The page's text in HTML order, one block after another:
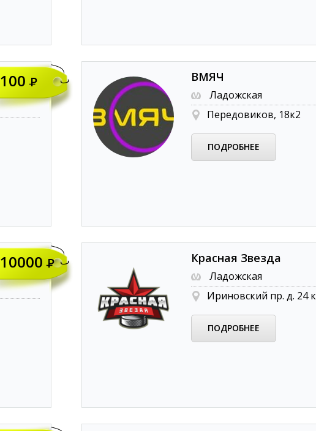
100 ВМЯЧ
Ладожская
Передовиков, 18к2
ПОДРОБНЕЕ
10000 Красная Звезда
Ладожская
Ириновский пр. д. 24
ПОДРОБНЕЕ